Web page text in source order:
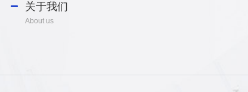
关于我们
About us